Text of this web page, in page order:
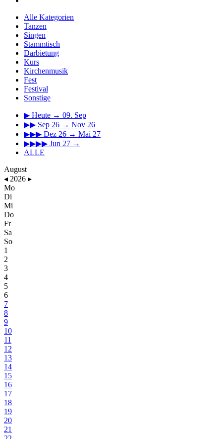
Alle Kategorien
Tanzen
Singen
Stammtisch
Darbietung
Kurs
Kirchenmusik
Fest
Festival
Sonstige
▶ Heute → 09. Sep
▶▶ Sep 26 → Nov 26
▶▶▶ Dez 26 → Mai 27
▶▶▶▶ Jun 27 →
ALLE
August
◂ 2026 ▸
Mo
Di
Mi
Do
Fr
Sa
So
1
2
3
4
5
6
7
8
9
10
11
12
13
14
15
16
17
18
19
20
21